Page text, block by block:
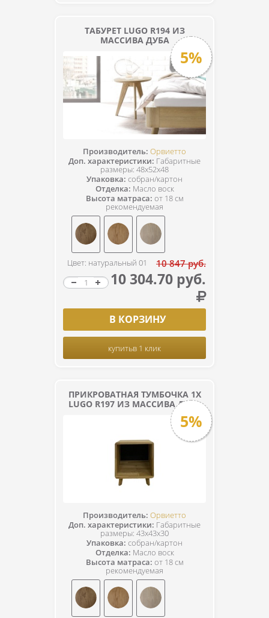
ТАБУРЕТ LUGO R194 ИЗ
МАССИВА ДУБА
5%
Производитель: Орвиетто
Доп. характеристики: Габаритные
размеры: 48х52х48
Упаковка: собран/картон
Отделка: Масло воск
Высота матраса: от 18 см
рекомендуемая
Цвет: натуральный 01 10 847 руб.
10 304.70 руб.
В КОРЗИНУ
купитьв 1 клик
ПРИКРОВАТНАЯ ТУМБОЧКА 1Х
LUGO R197 ИЗ МАССИВА ДУБА
5%
Производитель: Орвиетто
Доп. характеристики: Габаритные
размеры: 43х43х30
Упаковка: собран/картон
Отделка: Масло воск
Высота матраса: от 18 см
рекомендуемая